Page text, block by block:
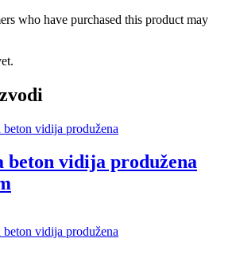
who have purchased this product may
vidija produžena
beton vidija produžena
vidija produžena